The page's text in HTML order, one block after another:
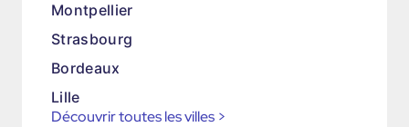
Montpellier
Strasbourg
Bordeaux
Lille
Découvrir toutes les villes >